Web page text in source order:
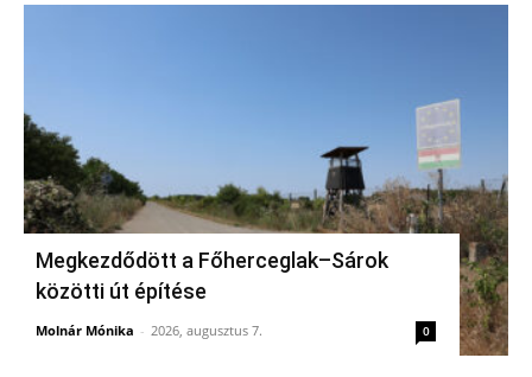
Megkezdődött a Főherceglak–Sárok
közötti út építése
Molnár Mónika - 2026, augusztus 7. 0